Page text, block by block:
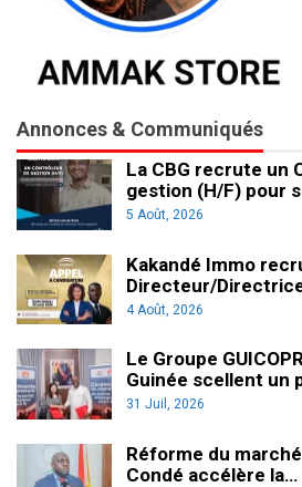
Annonces & Communiqués
La CBG recrute un
gestion (H/F) pour
5 Août, 2026
Kakandé Immo
Directeur/
4 Août, 2026
Le Groupe
Guinée scellent un
31 Juil, 2026
Réforme du
Condé accélère la…